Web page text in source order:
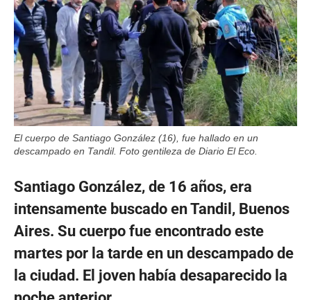
El cuerpo de Santiago González (16), fue hallado en un
descampado en Tandil. Foto gentileza de Diario El Eco.
Santiago González, de 16 años, era
intensamente buscado en Tandil, Buenos
Aires. Su cuerpo fue encontrado este
martes por la tarde en un descampado de
la ciudad. El joven había desaparecido la